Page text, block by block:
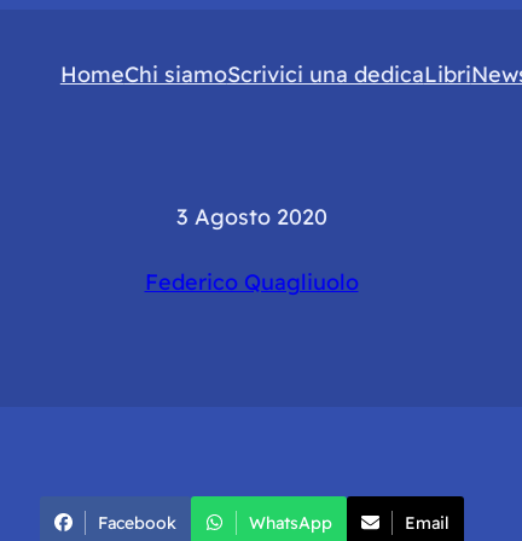
HomeChi siamoScrivici una dedicaLibri
3 Agosto 2020
Federico Quagliuolo
Facebook WhatsApp Email